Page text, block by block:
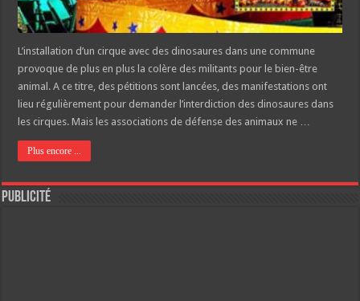
L’installation d’un cirque avec des dinosaures dans une commune
provoque de plus en plus la colère des militants pour le bien-être
animal. A ce titre, des pétitions sont lancées, des manifestations ont
lieu régulièrement pour demander l’interdiction des dinosaures dans
les cirques. Mais les associations de défense des animaux ne …
Plus encore ...
Publicité